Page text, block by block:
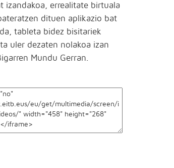
izandakoa, errealitate birtuala
dituen aplikazio bat
tableta bidez bisitariek
uler dezaten nolakoa izan
Mundu Gerran.